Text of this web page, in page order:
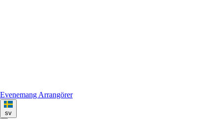
Evenemang Arrangörer
sv